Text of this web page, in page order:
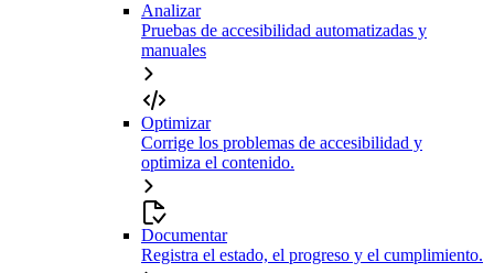
Analizar
Pruebas de accesibilidad automatizadas y
manuales
Optimizar
Corrige los problemas de accesibilidad y
optimiza el contenido.
Documentar
Registra el estado, el progreso y el cumplimiento.